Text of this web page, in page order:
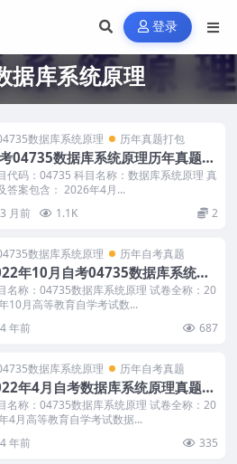
登录
据库系统原理
数据库系统原理 历年真题打包
04735数据库系统原理历年真题打
答案
代码：04735 科目名称：数据库系统原理 真
答案包含： 2026年4月...
3 月前
1.1K 2
数据库系统原理 历年自考真题
年10月自考04735数据库系统原
题及答案
名称：04735数据库系统原理 试卷全称：20
10月高等教育自学考试数...
4 年前
687
数据库系统原理 历年自考真题
年4月自考数据库系统原理真题及
名称：04735数据库系统原理 试卷全称：20
4月高等教育自学考试数据...
4 年前
335